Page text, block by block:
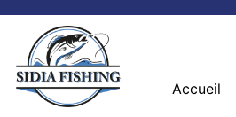
Accueil